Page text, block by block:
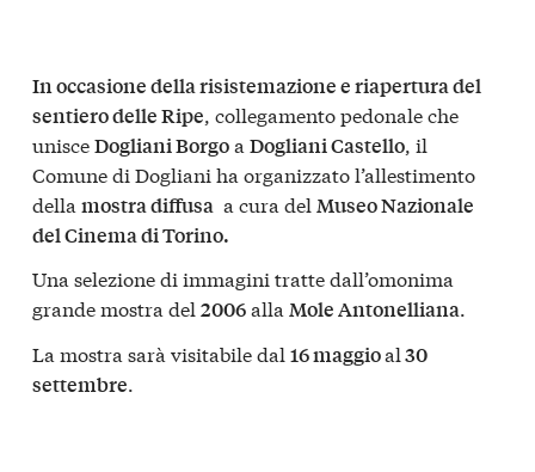
In occasione della risistemazione e riapertura del
sentiero delle Ripe, collegamento pedonale che
unisceDogliani Borgoa Dogliani Castello, il
Comune di Dogliani ha organizzato l’allestimento
della mostra diffusa a cura del Museo Nazionale
del Cinema di Torino.
Una selezione di immagini tratte dall’omonima
grande mostra del 2006alla Mole Antonelliana.
La mostra sarà visitabile dal 16 maggioal30
settembre.